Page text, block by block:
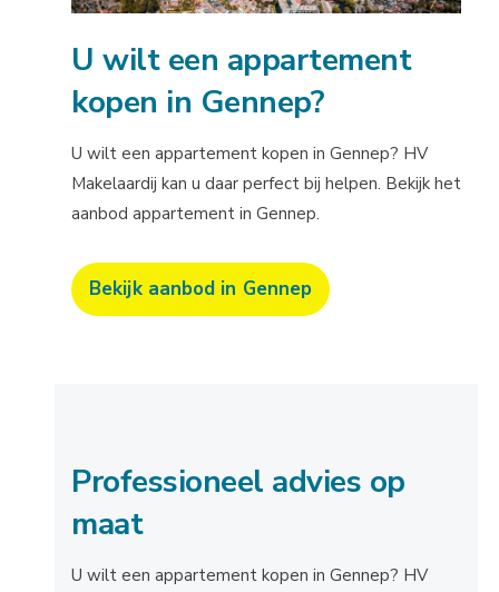
U wilt een appartement
kopen in Gennep?
U wilt een appartement kopen in Gennep? HV
Makelaardij kan u daar perfect bij helpen. Bekijk het
aanbod appartement in Gennep.
Bekijk aanbod in Gennep
Professioneel advies op
maat
U wilt een appartement kopen in Gennep? HV